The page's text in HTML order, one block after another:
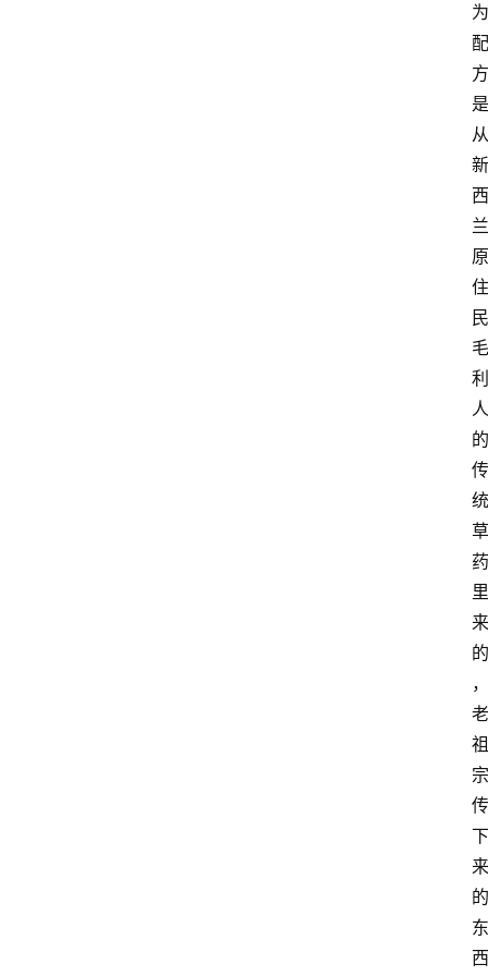
为
配
方
是
从
新
西
兰
原
住
民
毛
利
人
的
传
统
草
药
里
来
的
，
老
祖
宗
传
下
来
的
东
西